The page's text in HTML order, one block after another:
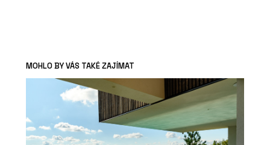
MOHLO BY VÁS TAKÉ ZAJÍMAT